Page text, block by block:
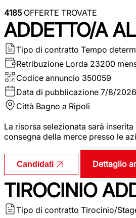
4185OFFERTE TROVATE
ADDETTO/A
Tipo di contratto Tempo
Retribuzione Lorda 23200
Codice annuncio 350059
Data di pubblicazione 7/8/2026
Città Bagno a Ripoli
La risorsa selezionata sarà
consegna della merce presso le
Candidati Dettaglio
TIROCINIO
Tipo di contratto Tirocinio/